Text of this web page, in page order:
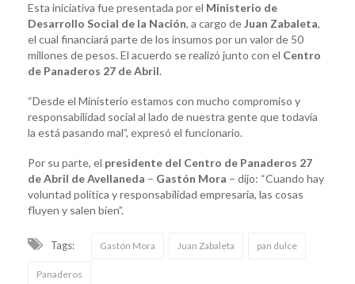
Esta iniciativa fue presentada por el Ministerio de
Desarrollo Social de la Nación, a cargo deJuan Zabaleta,
el cual financiará parte de los insumos por un valor de 50
millones de pesos. El acuerdo se realizó junto con el Centro
de Panaderos 27 de Abril.
“Desde el Ministerio estamos con mucho compromiso y
responsabilidad social al lado de nuestra gente que todavía
la está pasando mal”, expresó el funcionario.
Por su parte, el presidente del Centro de Panaderos 27
de Abril de Avellaneda – Gastón Mora – dijo: “Cuando hay
voluntad política y responsabilidad empresaria, las cosas
fluyen y salen bien”.
Tags: Gastón Mora Juan Zabaleta pan dulce
Panaderos